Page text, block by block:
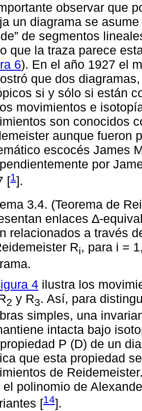
observar que
un diagrama se
de segmentos
que la traza parece
6). En el año 1927 el
que dos
si y sólo si están
movimientos e
son conocidos
aunque fueron
escocés James
por
[1].
3.4. (Teorema de
enlaces ∆-
relacionados a través
Ri, para i =
4 ilustra los
2 y R3. Así, para
simples, una
intacta bajo
P (D) de un
que esta propiedad
de
el polinomio de
[14].